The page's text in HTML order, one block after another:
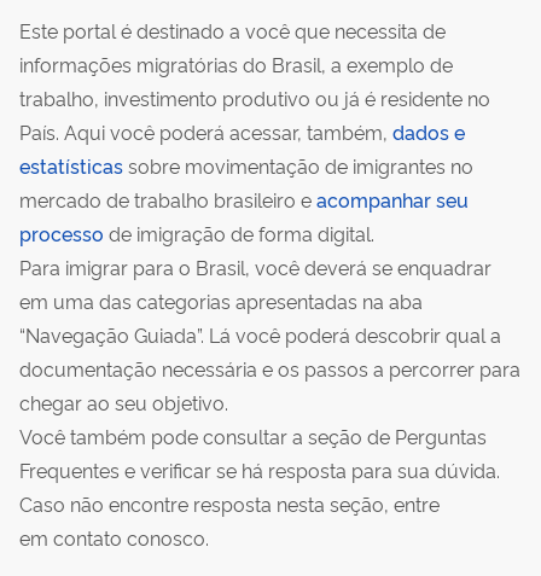
Este portal é destinado a você que necessita de
informações migratórias do Brasil, a exemplo de
trabalho, investimento produtivo ou já é residente no
País. Aqui você poderá acessar, também, dados e
estatísticassobre movimentação de imigrantes no
mercado de trabalho brasileiro eacompanhar seu
processo de imigração de forma digital.
Para imigrar para o Brasil, você deverá se enquadrar
em uma das categorias apresentadas na aba
“Navegação Guiada”. Lá você poderá descobrir qual a
documentação necessária e os passos a percorrer para
chegar ao seu objetivo.
Você também pode consultar a seção de Perguntas
Frequentes e verificar se há resposta para sua dúvida.
Caso não encontre resposta nesta seção, entre
em contato conosco.